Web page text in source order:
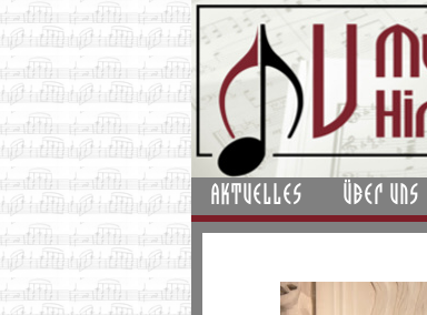
AKTUELLES ÜBER UNS